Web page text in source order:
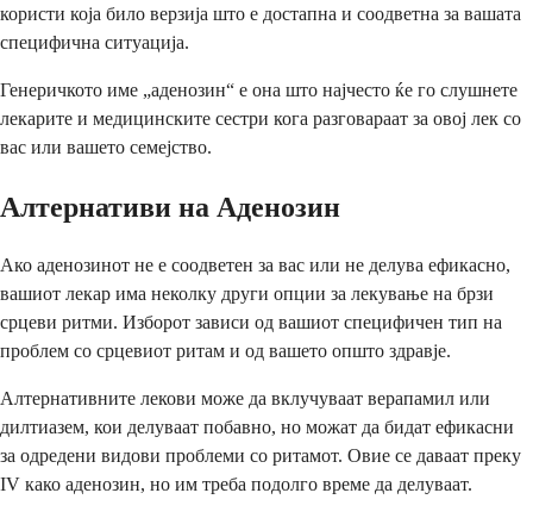
користи која било верзија што е достапна и соодветна за вашата
специфична ситуација.
Генеричкото име „аденозин“ е она што најчесто ќе го слушнете
лекарите и медицинските сестри кога разговараат за овој лек со
вас или вашето семејство.
Алтернативи на Аденозин
Ако аденозинот не е соодветен за вас или не делува ефикасно,
вашиот лекар има неколку други опции за лекување на брзи
срцеви ритми. Изборот зависи од вашиот специфичен тип на
проблем со срцевиот ритам и од вашето општо здравје.
Алтернативните лекови може да вклучуваат верапамил или
дилтиазем, кои делуваат побавно, но можат да бидат ефикасни
за одредени видови проблеми со ритамот. Овие се даваат преку
IV како аденозин, но им треба подолго време да делуваат.